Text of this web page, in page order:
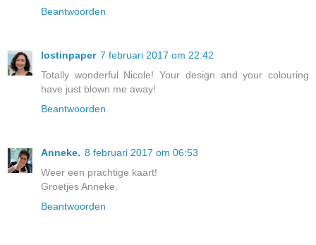
Beantwoorden
lostinpaper 7 februari 2017 om 22:42
Totally wonderful Nicole! Your design and your colouring
have just blown me away!
Beantwoorden
Anneke. 8 februari 2017 om 06:53
Weer een prachtige kaart!
Groetjes Anneke.
Beantwoorden